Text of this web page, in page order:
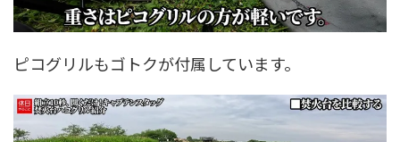
ピコグリルもゴトクが付属しています。